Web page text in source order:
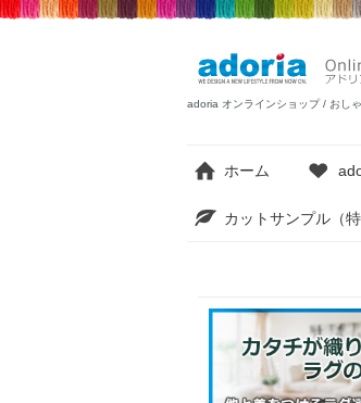
adoria オンラインショップ / おし
ホーム
カットサンプル（特